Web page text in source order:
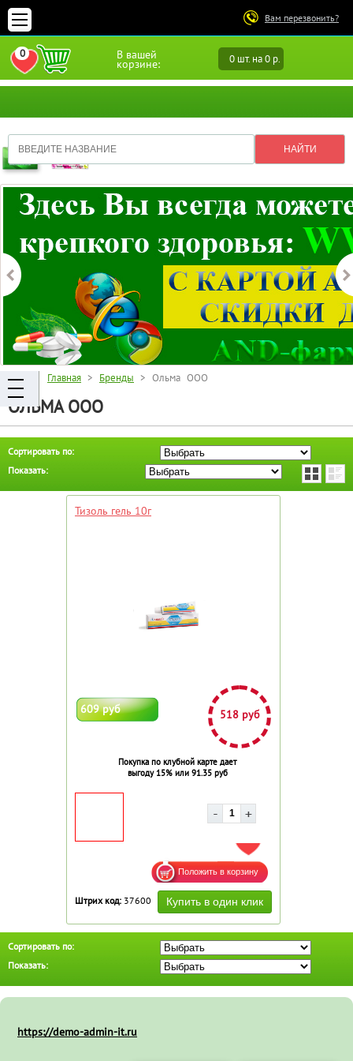
Вам перезвонить?
В вашей
корзине: 0 шт. на 0 р.
0
ПЕРЕЙТИ В ИЗБРАННОЕ
Главная > Бренды > Ольма ООО
ОЛЬМА ООО
Сортировать по:
Показать:
Тизоль гель 10г
609 руб 518 руб
Покупка по клубной карте дает
выгоду 15% или 91.35 руб
ДОБАВИТЬ В ИЗБРАННОЕ
Штрих код: 37600
Сортировать по:
Показать:
https://demo-admin-it.ru